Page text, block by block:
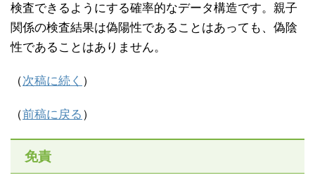
検査できるようにする確率的なデータ構造です。親子
関係の検査結果は偽陽性であることはあっても、偽陰
性であることはありません。
（次稿に続く ）
（前稿に戻る ）
免責